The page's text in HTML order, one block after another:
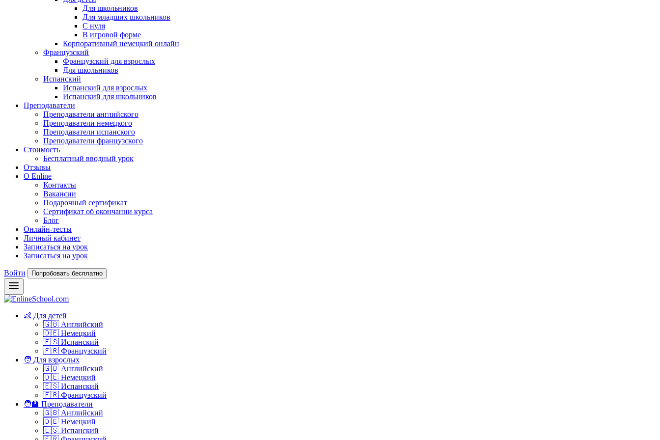
Для школьников
Для младших школьников
С нуля
В игровой форме
Корпоративный немецкий онлайн
Французский
Французский для взрослых
Для школьников
Испанский
Испанский для взрослых
Испанский для школьников
Преподаватели
Преподаватели английского
Преподаватели немецкого
Преподаватели испанского
Преподаватели французского
Стоимость
Бесплатный вводный урок
Отзывы
О Enline
Контакты
Вакансии
Подарочный сертификат
Сертификат об окончании курса
Блог
Онлайн-тесты
Личный кабинет
Записаться на урок
Записаться на урок
Войти Попробовать бесплатно
👶 Для детей
🇬🇧 Английский
🇩🇪 Немецкий
🇪🇸 Испанский
🇫🇷 Французский
🧑 Для взрослых
🇬🇧 Английский
🇩🇪 Немецкий
🇪🇸 Испанский
🇫🇷 Французский
🧑‍🏫 Преподаватели
🇬🇧 Английский
🇩🇪 Немецкий
🇪🇸 Испанский